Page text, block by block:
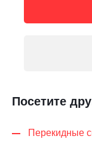
Посетите
Перекидные